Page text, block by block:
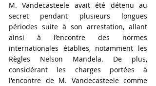
M. Vandecasteele avait été détenu au
secret pendant plusieurs longues
périodes suite à son arrestation, allant
ainsi à l’encontre des normes
internationales établies, notamment les
Règles Nelson Mandela. De plus,
considérant les charges portées à
l'encontre de M. Vandecasteele comme